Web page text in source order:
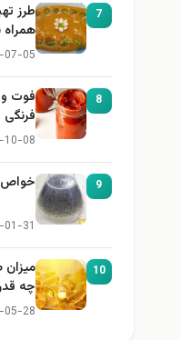
7
طرز
07-05
8
فوت
10-08
9 خواص
01-31
10
چه
05-28